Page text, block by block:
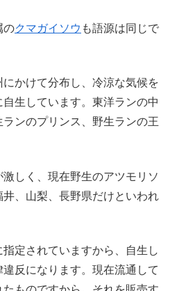
のクマガイソウ も語源は同じで
かけて分布し、冷涼な気候を
生しています。東洋ランの中
ンのプリンス、野生ランの王
しく、現在野生のアツモリソ
、山梨、長野県だけといわれ
定されていますから、自生し
反になります。現在流通して